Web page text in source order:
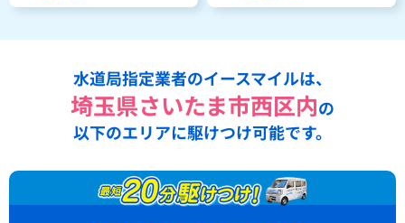
水道局指定業者のイースマイルは、
埼玉県さいたま市西区内の
以下のエリアに駆けつけ可能です。